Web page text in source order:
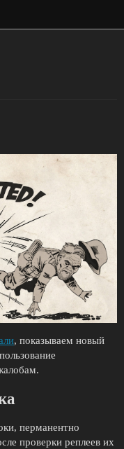
, показываем новый
перманентно
проверки реплеев их